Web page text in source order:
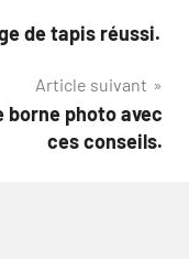
de tapis réussi.
Article suivant
borne photo avec
ces conseils.